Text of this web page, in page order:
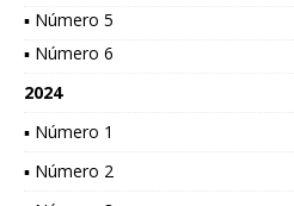
▪ Número 5
▪ Número 6
2024
▪ Número 1
▪ Número 2